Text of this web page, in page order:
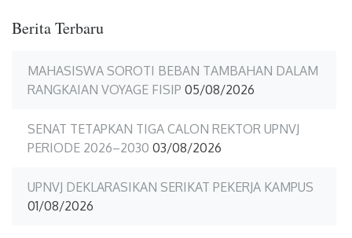
Berita Terbaru
MAHASISWA SOROTI BEBAN TAMBAHAN DALAM
RANGKAIAN VOYAGE FISIP 05/08/2026
SENAT TETAPKAN TIGA CALON REKTOR UPNVJ
PERIODE 2026–2030 03/08/2026
UPNVJ DEKLARASIKAN SERIKAT PEKERJA KAMPUS
01/08/2026